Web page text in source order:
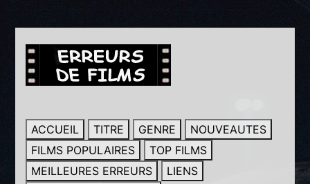
ACCUEIL TITRE GENRE
NOUVEAUTES
FILMS POPULAIRES
TOP FILMS
MEILLEURES ERREURS
LIENS